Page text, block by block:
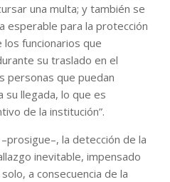
una multa; y también se
esperable para la protección
funcionarios que
su traslado en el
personas que puedan
su llegada, lo que es
de la institución”.
la detección de la
inevitable, impensado
a consecuencia de la